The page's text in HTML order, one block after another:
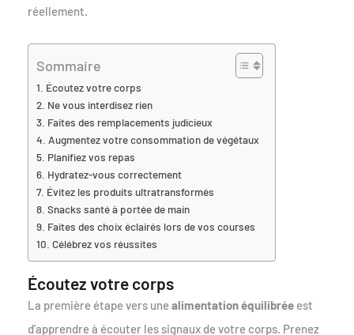
réellement.
Sommaire
Écoutez votre corps
Ne vous interdisez rien
Faites des remplacements judicieux
Augmentez votre consommation de végétaux
Planifiez vos repas
Hydratez-vous correctement
Évitez les produits ultratransformés
Snacks santé à portée de main
Faites des choix éclairés lors de vos courses
Célébrez vos réussites
Écoutez votre corps
La première étape vers unealimentation équilibrée est
d’apprendre à écouter les signaux de votre corps. Prenez